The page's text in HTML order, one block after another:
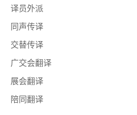
译员外派
同声传译
交替传译
广交会翻译
展会翻译
陪同翻译